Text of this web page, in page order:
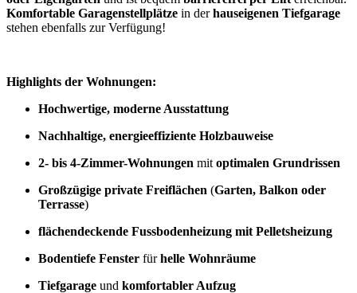
Komfortable Garagenstellplätze in derhauseigenen Tiefgarage
stehen ebenfalls zur Verfügung!
Highlights der Wohnungen:
Hochwertige, moderne Ausstattung
Nachhaltige, energieeffiziente Holzbauweise
2- bis 4-Zimmer-Wohnungen mit optimalen Grundrissen
Großzügige private Freiflächen (Garten, Balkon oder
Terrasse)
flächendeckende Fussbodenheizung mit Pelletsheizung
Bodentiefe Fenster fürhelle Wohnräume
Tiefgarage und komfortabler Aufzug